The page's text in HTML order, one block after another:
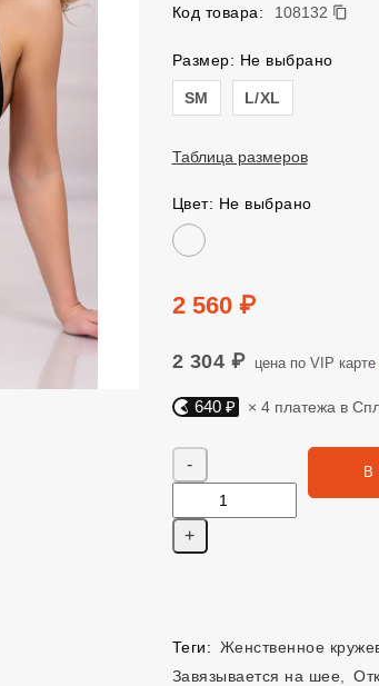
Код товара:
108132
108132
Размер: Не выбрано
Размер
SM L/XL
Таблица размеров
Цвет: Не выбрано
Цвет
Цена
2 560 ₽
2 304 ₽ цена по VIP карте
Яндекс Сплит. 640 руб, 4
640 ₽ × 4 платежа в
В
Теги: Женственное
Завязывается на шее